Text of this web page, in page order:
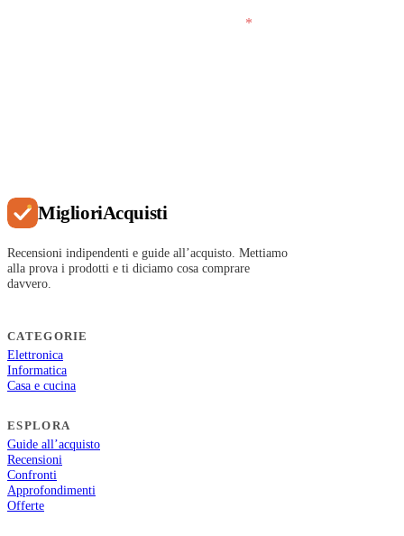
*
MiglioriAcquisti
Recensioni indipendenti e guide all’acquisto. Mettiamo
alla prova i prodotti e ti diciamo cosa comprare
davvero.
CATEGORIE
Elettronica
Informatica
Casa e cucina
ESPLORA
Guide all’acquisto
Recensioni
Confronti
Approfondimenti
Offerte